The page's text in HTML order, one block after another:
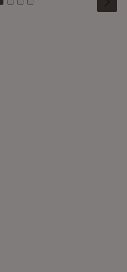
Zu Kachel: 0
Zu Kachel: 1
Zu Kachel: 2
Zu Kachel: 3